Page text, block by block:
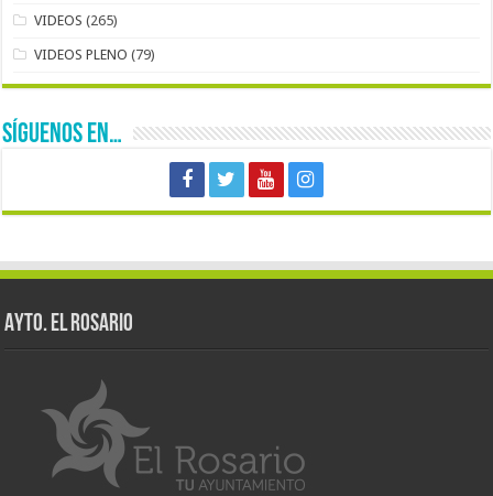
VIDEOS (265)
VIDEOS PLENO (79)
SÍGUENOS EN…
AYTO. EL ROSARIO